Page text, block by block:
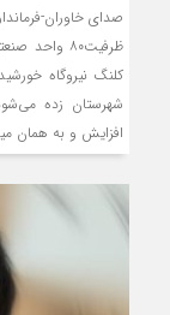
صدای خاوران-
ظرفیت۸۰
کلنگ نیروگاه
شهرستان زده
افزایش و به همان